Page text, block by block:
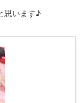
思います♪